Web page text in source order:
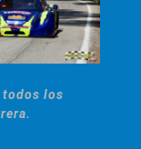
todos los